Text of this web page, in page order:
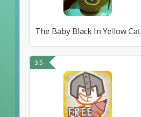
The Baby Black In Yellow Cat
3.5